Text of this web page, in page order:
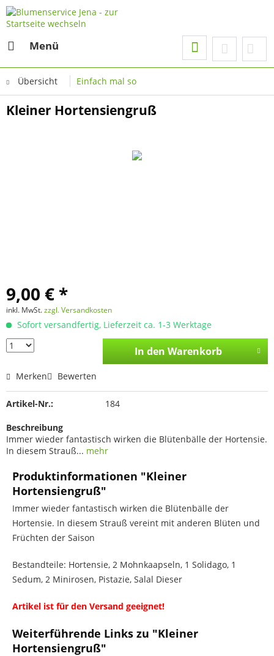
Menü
Übersicht Einfach mal so
Kleiner Hortensiengruß
9,00 € *
inkl. MwSt.zzgl. Versandkosten
Sofort versandfertig, Lieferzeit ca. 1-3 Werktage
In den Warenkorb
Merken Bewerten
Artikel-Nr.: 184
Beschreibung
Immer wieder fantastisch wirken die Blütenbälle der Hortensie.
In diesem Strauß... mehr
Produktinformationen "Kleiner
Hortensiengruß"
Immer wieder fantastisch wirken die Blütenbälle der
Hortensie. In diesem Strauß vereint mit anderen Blüten und
Früchten der Saison
Bestandteile: Hortensie, 2 Mohnkaapseln, 1 Solidago, 1
Sedum, 2 Minirosen, Pistazie, Salal Dieser
Artikel ist für den Versand geeignet!
Weiterführende Links zu "Kleiner
Hortensiengruß"